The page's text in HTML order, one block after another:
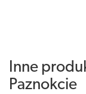
Inne
Paznokcie